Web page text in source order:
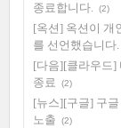
종료합니다. (2)
[옥션] 옥션이 개
를 선언했습니다.
[다음][클라우드]
종료
(2)
[뉴스][구글] 구
노출
(2)